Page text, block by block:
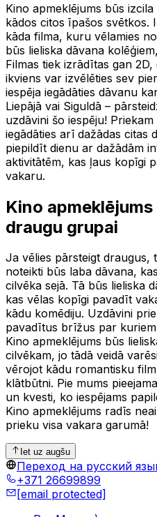
Kino apmeklējums būs
kādos citos īpašos svētkos.
kāda filma, kuru vēlamies
būs lieliska dāvana
Filmas tiek izrādītas gan
ikviens var izvēlēties sev
iespēja iegādāties dāvanu
Liepājā vai Siguldā –
uzdāvini šo iespēju!
iegādāties arī dažādas citas
piepildīt dienu ar dažādām
aktivitātēm, kas ļaus kopīgi
vakaru.
Kino
draugu grupai
Ja vēlies pārsteigt draugus,
noteikti būs laba dāvana,
cilvēka sejā. Tā būs lieliska
kas vēlas kopīgi pavadīt
kādu komēdiju. Uzdāvini
pavadītus brīžus par
Kino apmeklējums būs
cilvēkam, jo tādā veidā
vērojot kādu romantisku
klātbūtni. Pie mums
un kvesti, ko iespējams
Kino apmeklējums radīs
prieku visa vakara garumā!
Iet uz augšu
Переход на русский
+371 26699899
[email protected]